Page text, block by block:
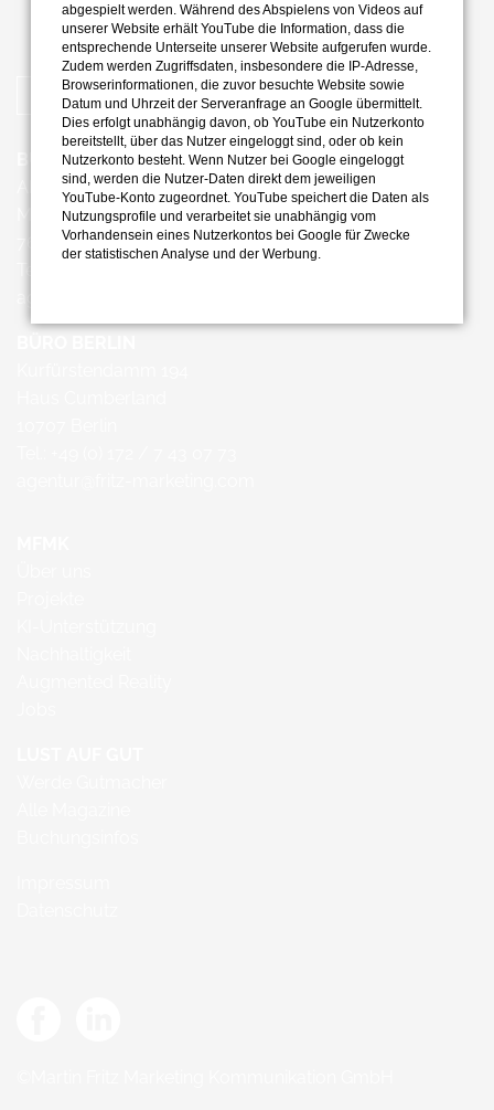
KONTAKTIEREUNS
BÜRO KARLSRUHE
Ahaweg 6-8
Majolika
76131 Karlsruhe
abgespielt werden. Während des Abspielens von Videos auf
unserer Website erhält YouTube die Information, dass die
entsprechende Unterseite unserer Website aufgerufen wurde.
Zudem werden Zugriffsdaten, insbesondere die IP-Adresse,
Browserinformationen, die zuvor besuchte Website sowie
Datum und Uhrzeit der Serveranfrage an Google übermittelt.
Dies erfolgt unabhängig davon, ob YouTube ein Nutzerkonto
bereitstellt, über das Nutzer eingeloggt sind, oder ob kein
Nutzerkonto besteht. Wenn Nutzer bei Google eingeloggt
sind, werden die Nutzer-Daten direkt dem jeweiligen
YouTube-Konto zugeordnet. YouTube speichert die Daten als
Nutzungsprofile und verarbeitet sie unabhängig vom
Vorhandensein eines Nutzerkontos bei Google für Zwecke
der statistischen Analyse und der Werbung.